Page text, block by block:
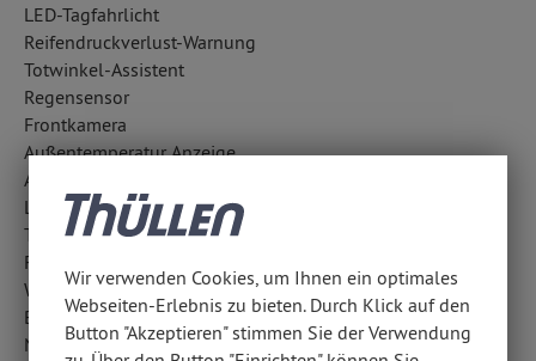
LED-Tagfahrlicht
Reifendruckverlust-Warnung
Totwinkel-Assistent
Regensensor
Frontkamera
Außentemperatur Anzeige
Aufmerksamkeitsassistent
LED-Scheinwerfer
Traction Control: TC plus
Fahrlichtautomatik
Wegfahrsperre
Berganfahrhilfe
Notrufsystem
Wir verwenden Cookies, um Ihnen ein optimales
Webseiten-Erlebnis zu bieten. Durch Klick auf den
Button "Akzeptieren" stimmen Sie der Verwendung